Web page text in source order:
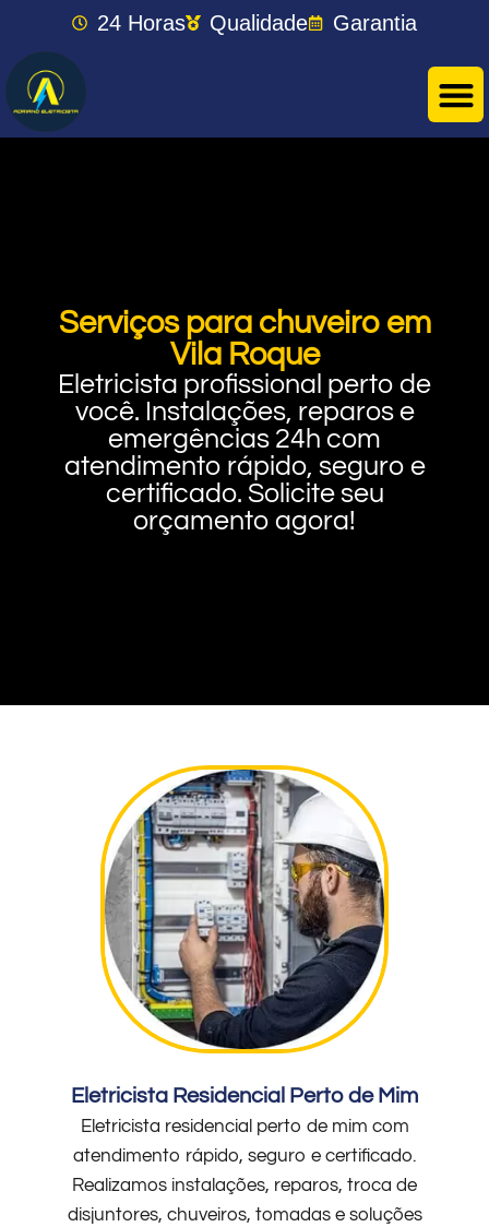
24 Horas Qualidade Garantia
Serviços para chuveiro em
Vila Roque
Eletricista profissional perto de
você. Instalações, reparos e
emergências 24h com
atendimento rápido, seguro e
certificado. Solicite seu
orçamento agora!
Eletricista Residencial Perto de Mim
Eletricista residencial perto de mim com
atendimento rápido, seguro e certificado.
Realizamos instalações, reparos, troca de
disjuntores, chuveiros, tomadas e soluções